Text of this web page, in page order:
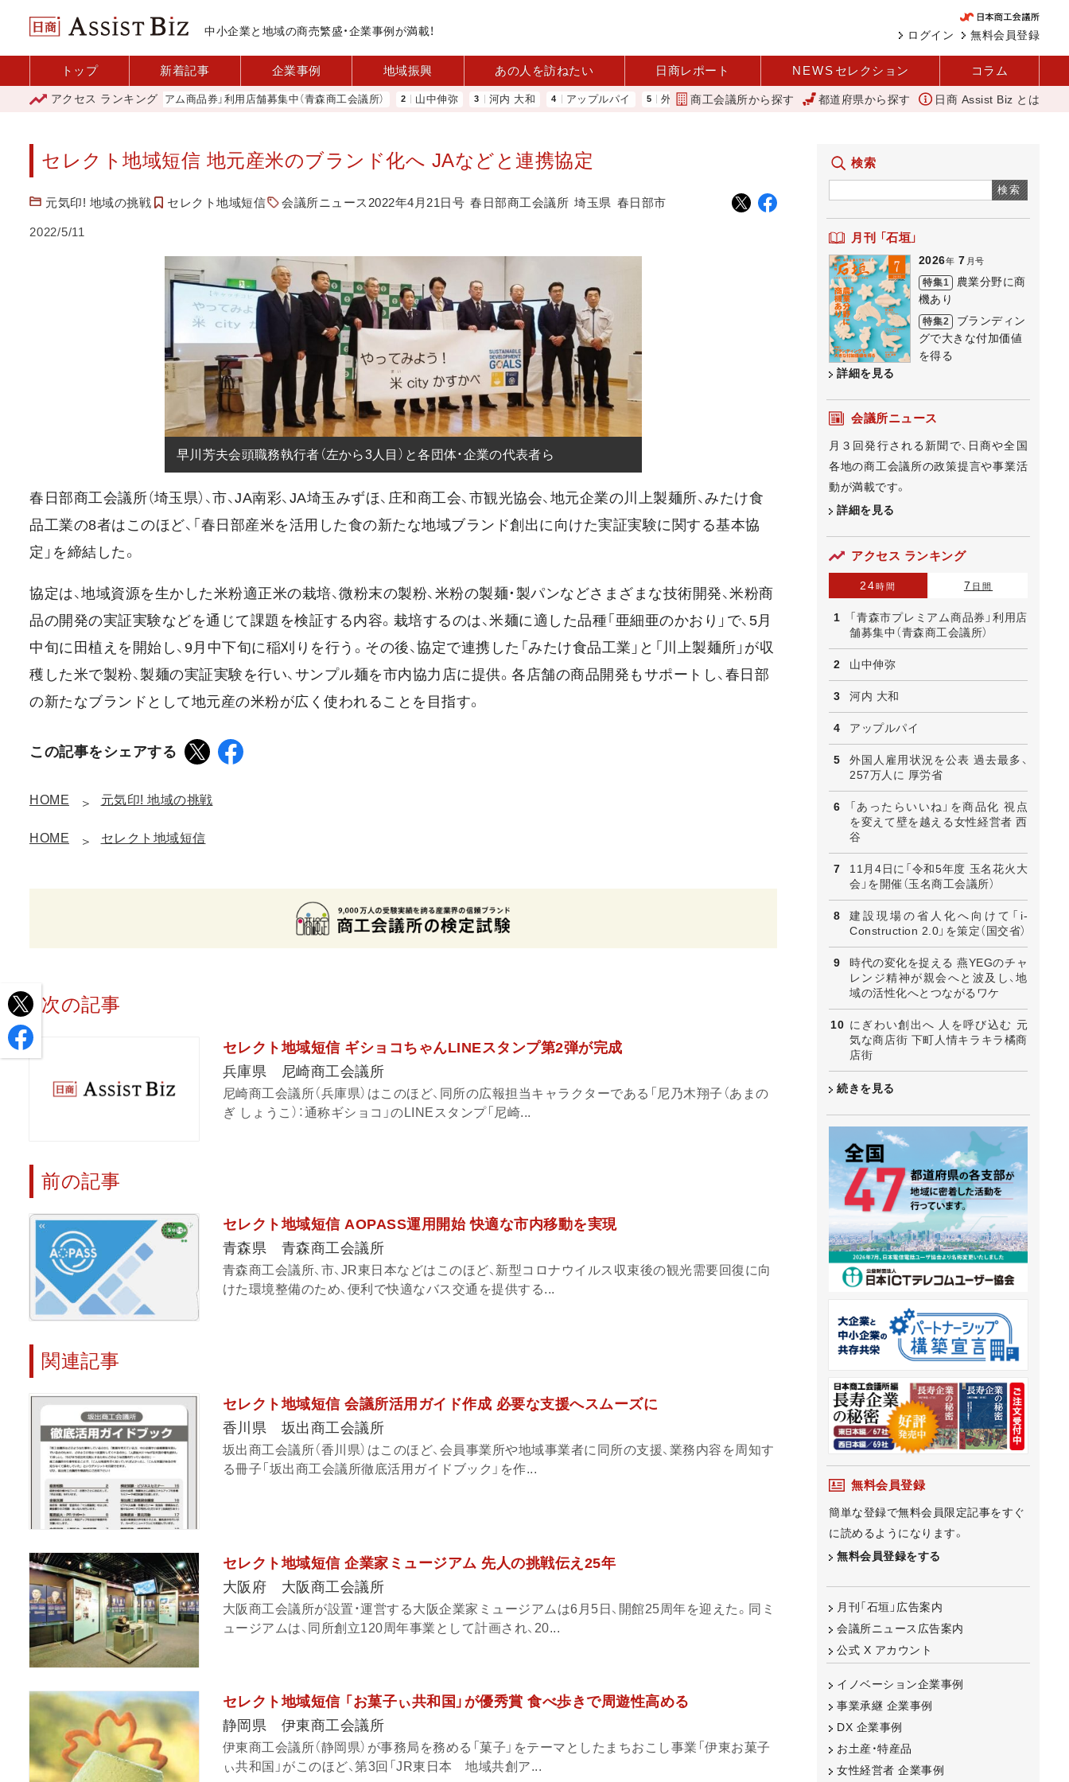
中小企業と地域の商売繁盛・企業事例が満載！ 無料会員登録
ログイン
トップ 新着記事 企業事例 地域振興 あの人を訪ねたい 日商レポート NEWS セレクション コラム
アクセス ランキング
「青森市プレミアム商品券」利用店舗募集中（青森商工会議所） 山中伸弥 河内 大和 アップルパイ 外国人雇用状況を公表 過去最多、257万人に 厚労省 「あったらいいね」を商品化 視
商工会議所から探す 都道府県から探す 日商 Assist Biz とは
セレクト地域短信 地元産米のブランド化へ JAなどと連携協定
元気印! 地域の挑戦 セレクト地域短信 会議所ニュース2022年4月21日号 春日部商工会議所 埼玉県 春日部市
2022/5/11
早川芳夫会頭職務執行者（左から3人目）と各団体・企業の代表者ら
春日部商工会議所（埼玉県）、市、JA南彩、JA埼玉みずほ、庄和商工会、市観光協会、地元企業の川上製麺所、みたけ食
品工業の8者はこのほど、「春日部産米を活用した食の新たな地域ブランド創出に向けた実証実験に関する基本協
定」を締結した。
協定は、地域資源を生かした米粉適正米の栽培、微粉末の製粉、米粉の製麺・製パンなどさまざまな技術開発、米粉商
品の開発の実証実験などを通じて課題を検証する内容。栽培するのは、米麺に適した品種「亜細亜のかおり」で、5月
中旬に田植えを開始し、9月中下旬に稲刈りを行う。その後、協定で連携した「みたけ食品工業」と「川上製麺所」が収
穫した米で製粉、製麺の実証実験を行い、サンプル麺を市内協力店に提供。各店舗の商品開発もサポートし、春日部
の新たなブランドとして地元産の米粉が広く使われることを目指す。
この記事をシェアする
HOME 元気印! 地域の挑戦
HOME セレクト地域短信
次の記事
セレクト地域短信 ギショコちゃんLINEスタンプ第2弾が完成
兵庫県 尼崎商工会議所
尼崎商工会議所（兵庫県）はこのほど、同所の広報担当キャラクターである「尼乃木翔子（あまの
ぎ しょうこ）：通称ギショコ」のLINEスタンプ「尼崎...
前の記事
セレクト地域短信 AOPASS運用開始 快適な市内移動を実現
青森県 青森商工会議所
青森商工会議所、市、JR東日本などはこのほど、新型コロナウイルス収束後の観光需要回復に向
けた環境整備のため、便利で快適なバス交通を提供する...
関連記事
セレクト地域短信 会議所活用ガイド作成 必要な支援へスムーズに
香川県 坂出商工会議所
坂出商工会議所（香川県）はこのほど、会員事業所や地域事業者に同所の支援、業務内容を周知す
る冊子「坂出商工会議所徹底活用ガイドブック」を作...
セレクト地域短信 企業家ミュージアム 先人の挑戦伝え25年
大阪府 大阪商工会議所
大阪商工会議所が設置・運営する大阪企業家ミュージアムは6月5日、開館25周年を迎えた。同ミ
ュージアムは、同所創立120周年事業として計画され、20...
セレクト地域短信 「お菓子ぃ共和国」が優秀賞 食べ歩きで周遊性高める
静岡県 伊東商工会議所
伊東商工会議所（静岡県）が事務局を務める「菓子」をテーマとしたまちおこし事業「伊東お菓子
ぃ共和国」がこのほど、第3回「JR東日本 地域共創ア...
検索
検索
月刊 「石垣」
2026年 7 月号
特集1
農業分野に商
機あり
特集2
ブランディン
グで大きな付加価値
を得る
詳細を見る
会議所ニュース
月３回発行される新聞で、日商や全国
各地の商工会議所の政策提言や事業活
動が満載です。
詳細を見る
アクセス ランキング
24時間 7 日間
「青森市プレミアム商品券」利用店
舗募集中（青森商工会議所）
山中伸弥
河内 大和
アップルパイ
外国人雇用状況を公表 過去最多、
257万人に 厚労省
「あったらいいね」を商品化 視点
を変えて壁を越える女性経営者 西
谷
11月4日に「令和5年度 玉名花火大
会」を開催（玉名商工会議所）
建設現場の省人化へ向けて「i-
Construction 2.0」を策定（国交省）
時代の変化を捉える 燕YEGのチャ
レンジ精神が親会へと波及し、地
域の活性化へとつながるワケ
にぎわい創出へ 人を呼び込む 元
気な商店街 下町人情キラキラ橘商
店街
続きを見る
無料会員登録
簡単な登録で無料会員限定記事をすぐ
に読めるようになります。
無料会員登録をする
月刊「石垣」広告案内
会議所ニュース広告案内
公式 X アカウント
イノベーション企業事例
事業承継 企業事例
DX 企業事例
お土産・特産品
女性経営者 企業事例